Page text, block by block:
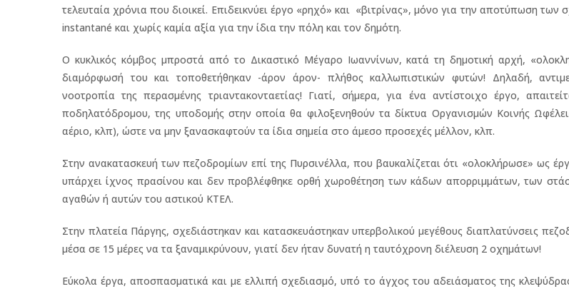
τελευταία χρόνια που διοικεί. Επιδεικνύει έργο «ρηχό» και «βιτρίνας», μόνο για την αποτύπωση των
instantané και χωρίς καμία αξία για την ίδια την πόλη και τον δημότη.
Ο κυκλικός κόμβος μπροστά από το Δικαστικό Μέγαρο Ιωαννίνων, κατά τη δημοτική αρχή,
διαμόρφωσή του και τοποθετήθηκαν -άρον άρον- πλήθος καλλωπιστικών φυτών! Δηλαδή,
νοοτροπία της περασμένης τριαντακονταετίας! Γιατί, σήμερα, για ένα αντίστοιχο έργο,
ποδηλατόδρομου, της υποδομής στην οποία θα φιλοξενηθούν τα δίκτυα Οργανισμών Κοινής
αέριο, κλπ), ώστε να μην ξανασκαφτούν τα ίδια σημεία στο άμεσο προσεχές μέλλον, κλπ.
Στην ανακατασκευή των πεζοδρομίων επί της Πυρσινέλλα, που βαυκαλίζεται ότι «ολοκλήρωσε» ως
υπάρχει ίχνος πρασίνου και δεν προβλέφθηκε ορθή χωροθέτηση των κάδων απορριμμάτων, των
αγαθών ή αυτών του αστικού ΚΤΕΛ.
Στην πλατεία Πάργης, σχεδιάστηκαν και κατασκευάστηκαν υπερβολικού μεγέθους διαπλατύνσεις
μέσα σε 15 μέρες να τα ξαναμικρύνουν, γιατί δεν ήταν δυνατή η ταυτόχρονη διέλευση 2 οχημάτων!
Εύκολα έργα, αποσπασματικά και με ελλιπή σχεδιασμό, υπό το άγχος του αδειάσματος της